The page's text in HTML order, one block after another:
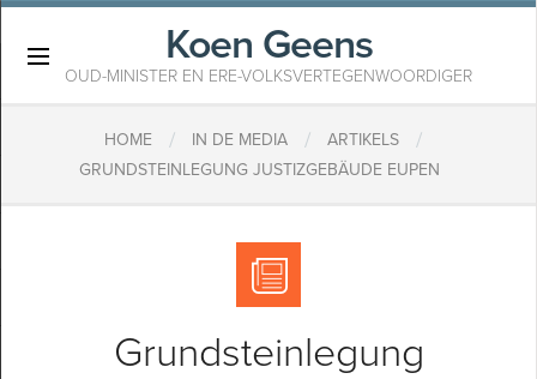
Koen Geens
OUD-MINISTER EN ERE-VOLKSVERTEGENWOORDIGER
HOME / IN DE MEDIA / ARTIKELS /
GRUNDSTEINLEGUNG JUSTIZGEBÄUDE EUPEN
Grundsteinlegung